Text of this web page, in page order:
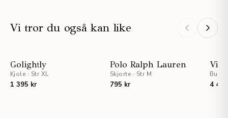
Vi tror du også kan like
Golightly
Kjole · Str XL
1 395 kr
Polo Ralph Lauren
Skjorte · Str M
795 kr
Bukse
4